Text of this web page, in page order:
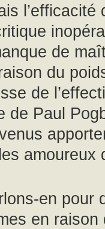
l’efficacité
de
du
de
de Paul
amoureux
en pour
en raison